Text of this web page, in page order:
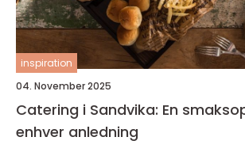
inspiration
04. November 2025
Catering i Sandvika: En
enhver anledning